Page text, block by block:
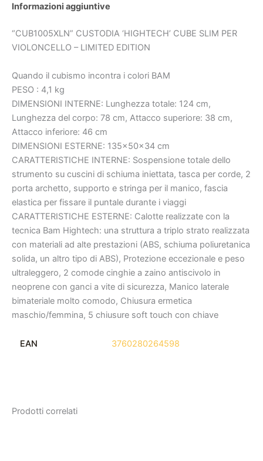
Informazioni aggiuntive
“CUB1005XLN” CUSTODIA ‘HIGHTECH’ CUBE SLIM PER
VIOLONCELLO – LIMITED EDITION
Quando il cubismo incontra i colori BAM
PESO : 4,1 kg
DIMENSIONI INTERNE: Lunghezza totale: 124 cm,
Lunghezza del corpo: 78 cm, Attacco superiore: 38 cm,
Attacco inferiore: 46 cm
DIMENSIONI ESTERNE: 135x50x34 cm
CARATTERISTICHE INTERNE: Sospensione totale dello
strumento su cuscini di schiuma iniettata, tasca per corde, 2
porta archetto, supporto e stringa per il manico, fascia
elastica per fissare il puntale durante i viaggi
CARATTERISTICHE ESTERNE: Calotte realizzate con la
tecnica Bam Hightech: una struttura a triplo strato realizzata
con materiali ad alte prestazioni (ABS, schiuma poliuretanica
solida, un altro tipo di ABS), Protezione eccezionale e peso
ultraleggero, 2 comode cinghie a zaino antiscivolo in
neoprene con ganci a vite di sicurezza, Manico laterale
bimateriale molto comodo, Chiusura ermetica
maschio/femmina, 5 chiusure soft touch con chiave
EAN 3760280264598
Prodotti correlati